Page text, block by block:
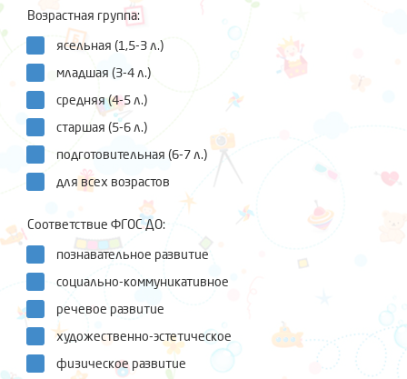
Возрастная группа:
ясельная (1,5-3 л.)
младшая (3-4 л.)
средняя (4-5 л.)
старшая (5-6 л.)
подготовительная (6-7 л.)
для всех возрастов
Соответствие ФГОС ДО:
познавательное развитие
социально-коммуникативное
речевое развитие
художественно-эстетическое
физическое развитие